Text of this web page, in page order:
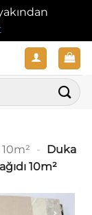
- Duka
10m²